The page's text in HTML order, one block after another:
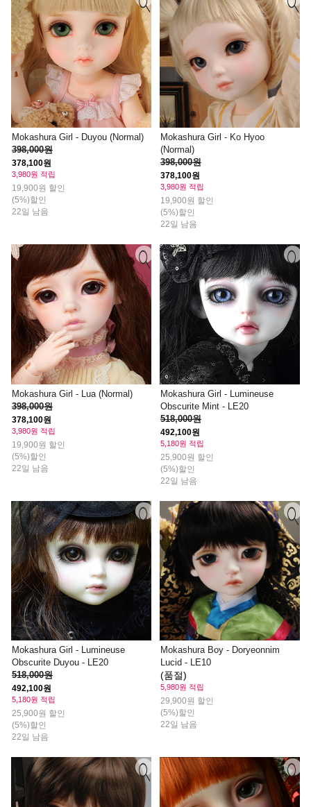
Mokashura Girl - Duyou (Normal)
398,000원
378,100원
3,980원 적립
19,900원 할인
(5%)할인
22일 남음
Mokashura Girl - Ko Hyoo
(Normal)
398,000원
378,100원
3,980원 적립
19,900원 할인
(5%)할인
22일 남음
Mokashura Girl - Lua (Normal)
398,000원
378,100원
3,980원 적립
19,900원 할인
(5%)할인
22일 남음
Mokashura Girl - Lumineuse
Obscurite Mint - LE20
518,000원
492,100원
5,180원 적립
25,900원 할인
(5%)할인
22일 남음
Mokashura Girl - Lumineuse
Obscurite Duyou - LE20
518,000원
492,100원
5,180원 적립
25,900원 할인
(5%)할인
22일 남음
Mokashura Boy - Doryeonnim
Lucid - LE10
(품절)
5,980원 적립
29,900원 할인
(5%)할인
22일 남음